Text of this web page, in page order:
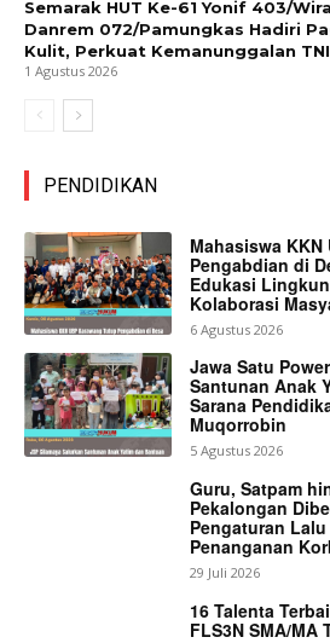
Semarak HUT Ke-61 Yonif 403/
Danrem 072/Pamungkas Hadiri
Kulit, Perkuat Kemanunggalan
1 Agustus 2026
PENDIDIKAN
Mahasiswa KKN
Pengabdian di
Edukasi
Kolaborasi
6 Agustus 2026
Jawa Satu
Santunan Anak
Sarana
Muqorrobin
5 Agustus 2026
Guru, Satpam
Pekalongan
Pengaturan
Penanganan
29 Juli 2026
16 Talenta
FLS3N SMA/